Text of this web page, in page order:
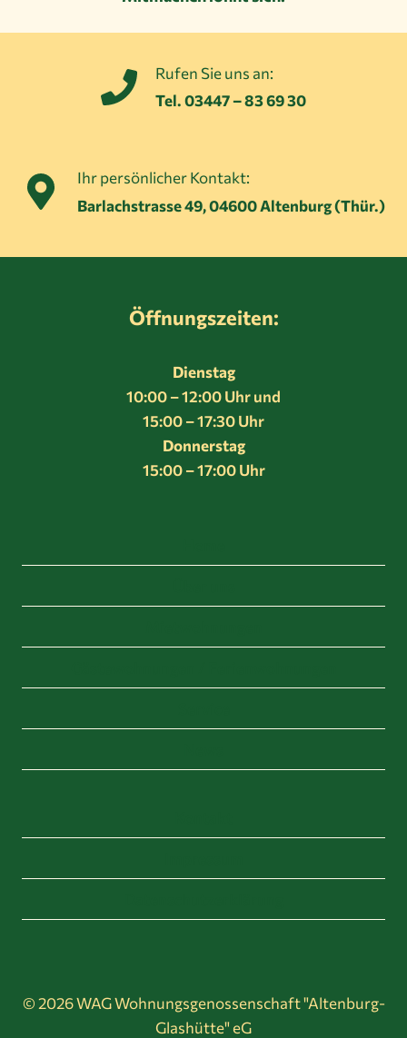
Rufen Sie uns an:
Tel. 03447 – 83 69 30
Ihr persönlicher Kontakt:
Barlachstrasse 49, 04600 Altenburg (Thür.)
Öffnungszeiten:
Dienstag
10:00 – 12:00 Uhr und
15:00 – 17:30 Uhr
Donnerstag
15:00 – 17:00 Uhr
© 2026 WAG Wohnungsgenossenschaft "Altenburg-
Glashütte" eG